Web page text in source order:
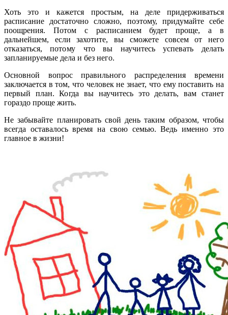
Хоть это и кажется простым, на деле придерживаться
расписание достаточно сложно, поэтому, придумайте себе
поощрения. Потом с расписанием будет проще, а в
дальнейшем, если захотите, вы сможете совсем от него
отказаться, потому что вы научитесь успевать делать
запланируемые дела и без него.
Основной вопрос правильного распределения времени
заключается в том, что человек не знает, что ему поставить на
первый план. Когда вы научитесь это делать, вам станет
гораздо проще жить.
Не забывайте планировать свой день таким образом, чтобы
всегда оставалось время на свою семью. Ведь именно это
главное в жизни!